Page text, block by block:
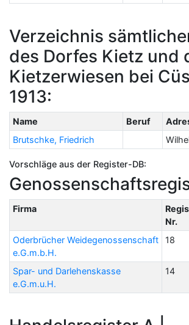
Verzeichnis
des Dorfes Kietz und
Kietzerwiesen bei
1913:
Name Beruf
Brutschke, Friedrich
Vorschläge aus der Register-DB:
Firma
Nr.
Oderbrücher Weidegenossenschaft
e.G.m.b.H.
18
Spar- und Darlehenskasse
e.G.m.u.H.
14